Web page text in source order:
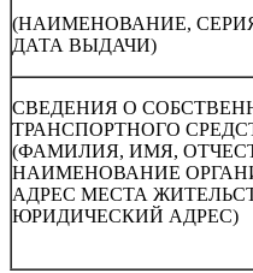
(НАИМЕНОВАНИЕ,
ДАТА ВЫДАЧИ)
СВЕДЕНИЯ О
ТРАНСПОРТНОГО
(ФАМИЛИЯ, ИМЯ,
НАИМЕНОВАНИЕ
АДРЕС МЕСТА
ЮРИДИЧЕСКИЙ